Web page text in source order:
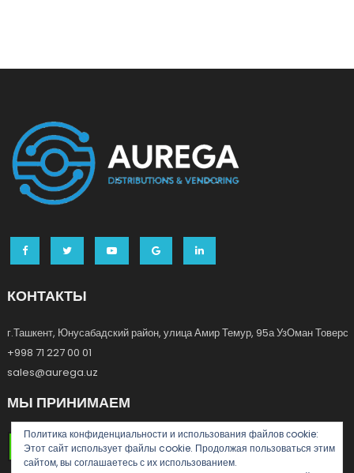
КОНТАКТЫ
г.Ташкент, Юнусабадский район, улица Амир Темур, 95а УзОман Товерс
+998 71 227 00 01
sales@aurega.uz
МЫ ПРИНИМАЕМ
Политика конфиденциальности и использования файлов сookie:
Этот сайт использует файлы cookie. Продолжая пользоваться этим
сайтом, вы соглашаетесь с их использованием.